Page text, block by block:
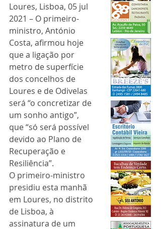
Loures, Lisboa, 05 jul
2021 – O primeiro-
ministro, António
Costa, afirmou hoje
que a ligação por
metro de superfície
dos concelhos de
Loures e de Odivelas
será “o concretizar de
um sonho antigo”,
que “só será possível
devido ao Plano de
Recuperação e
Resiliência”.
O primeiro-ministro
presidiu esta manhã
em Loures, no distrito
de Lisboa, à
assinatura de um